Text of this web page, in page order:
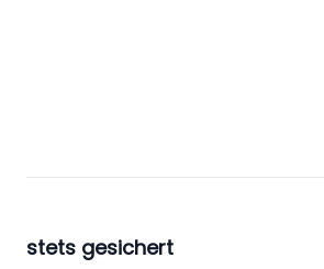
stets gesichert